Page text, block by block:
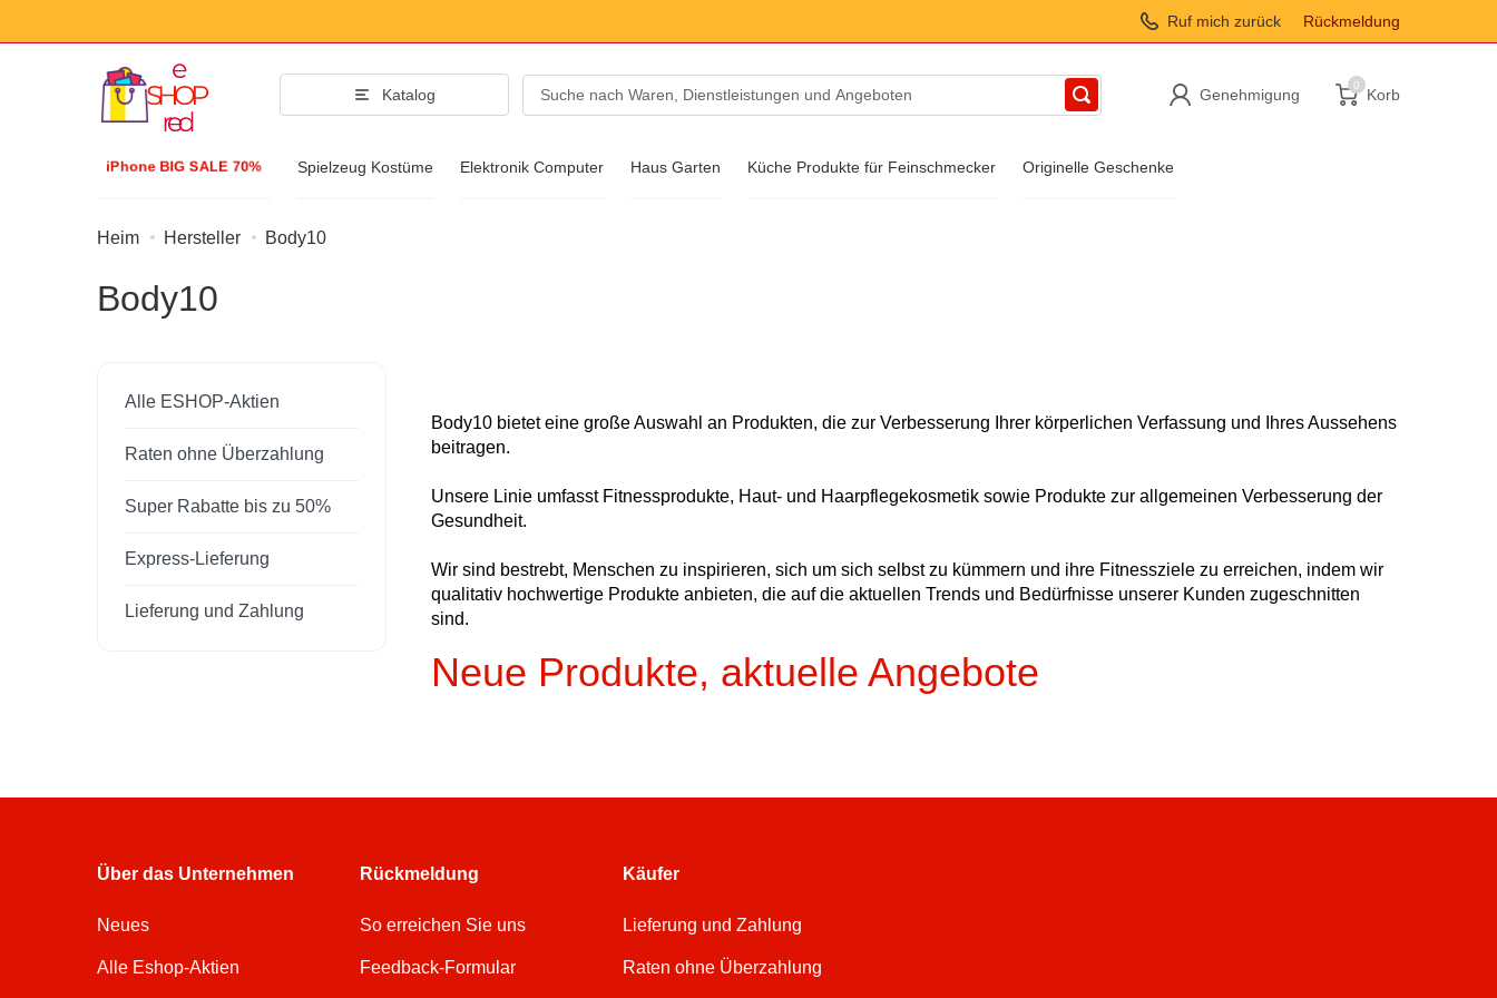
Ruf mich zurück Rückmeldung
Katalog Genehmigung
0
Korb
iPhone BIG SALE 70% Spielzeug Kostüme Elektronik Computer Haus Garten Küche Produkte für Feinschmecker Originelle Geschenke
Armbanduhr
Heim Hersteller Body10
Body10
Alle ESHOP-Aktien
Raten ohne Überzahlung
Super Rabatte bis zu 50%
Express-Lieferung
Lieferung und Zahlung
Body10 bietet eine große Auswahl an Produkten, die zur Verbesserung Ihrer körperlichen Verfassung und Ihres Aussehens
beitragen.
Unsere Linie umfasst Fitnessprodukte, Haut- und Haarpflegekosmetik sowie Produkte zur allgemeinen Verbesserung der
Gesundheit.
Wir sind bestrebt, Menschen zu inspirieren, sich um sich selbst zu kümmern und ihre Fitnessziele zu erreichen, indem wir
qualitativ hochwertige Produkte anbieten, die auf die aktuellen Trends und Bedürfnisse unserer Kunden zugeschnitten
sind.
Neue Produkte, aktuelle Angebote
Über das Unternehmen
Neues
Alle Eshop-Aktien
Rückmeldung
So erreichen Sie uns
Feedback-Formular
Käufer
Lieferung und Zahlung
Raten ohne Überzahlung